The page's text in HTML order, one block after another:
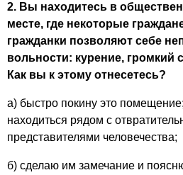
2. Вы находитесь в
месте, где некоторые
гражданки позволяют себе
вольности: курение, громкий
Как вы к этому отнесетесь?
а) быстро покину это
находиться рядом с
представителями человечества;
б) сделаю им замечание и